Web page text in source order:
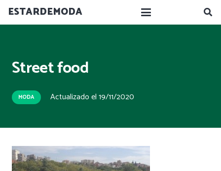
ESTARDEMODA
Street food
MODA Actualizado el19/11/2020